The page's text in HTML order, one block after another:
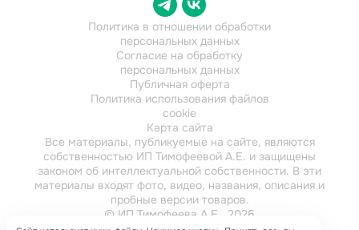
Политика в отношении обработки
персональных данных
Согласие на обработку
персональных данных
Публичная оферта
Политика использования файлов
cookie
Карта сайта
Все материалы, публикуемые на сайте, являются
собственностью ИП Тимофеевой А.Е. и защищены
законом об интеллектуальной собственности. В эти
материалы входят фото, видео, названия, описания и
пробные версии товаров.
© ИП Тимофеева А.Е., 2026